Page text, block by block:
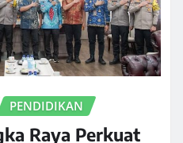
PENDIDIKAN
Raya Perkuat